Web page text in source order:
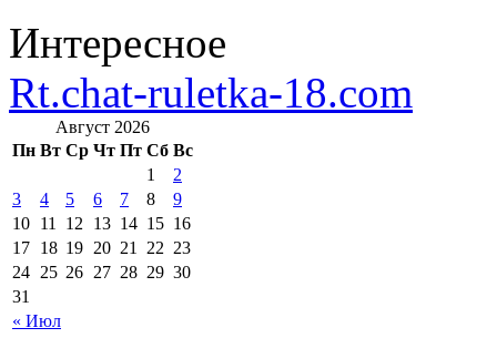
Интересное
Rt.chat-ruletka-18.com
Август 2026
Пн Вт Ср Чт Пт Сб Вс
« Июл
1
2
3
4 5 6 7 8
9
10 11 12 13 14 15 16
17 18 19 20 21 22 23
24 25 26 27 28 29 30
31